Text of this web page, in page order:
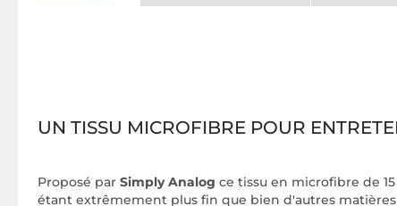
UN TISSU MICROFIBRE POUR
Proposé par Simply Analog ce tissu en microfibre de
étant extrêmement plus fin que bien d'autres